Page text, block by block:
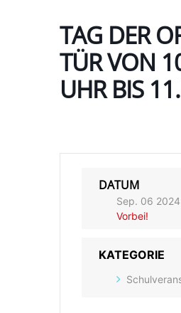
TAG DER
TÜR VON
UHR BIS
DATUM
Sep. 06 2024
Vorbei!
KATEGORIE